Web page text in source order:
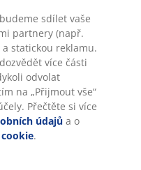
sdílet vaše
partnery (např.
a statickou reklamu.
více části
odvolat
na „Přijmout vše“
Přečtěte si více
údajů a o
.